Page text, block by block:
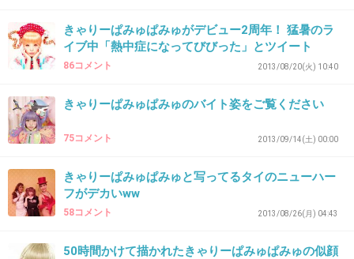
+413
42. 匿名2014/10/10(金) 10:22:08
こんなに公になってる彼氏持ちに言い寄れる時
メンヘラカップルのどろどろに自ら飛び込む気
合だけは認める
きゃりーぱみゅぱみゅがデビュー2周年！ 猛暑のラ
イブ中「熱中症になってびびった」とツイート
86コメント 2013/08/20(火) 10:40
きゃりーぱみゅぱみゅのバイト姿をご覧ください
75コメント 2013/09/14(土) 00:00
きゃりーぱみゅぱみゅと写ってるタイのニューハー
フがデカいww
58コメント 2013/08/26(月) 04:43
50時間かけて描かれたきゃりーぱみゅぱみゅの似顔